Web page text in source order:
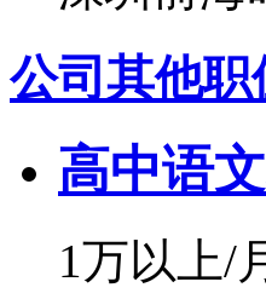
公司其他职
高中语
1万以上/